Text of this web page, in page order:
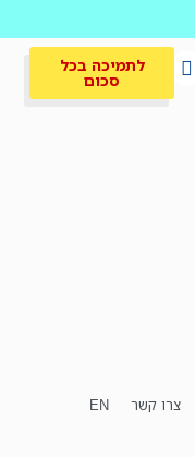
לתמיכה בכל
סכום
צרו קשר EN